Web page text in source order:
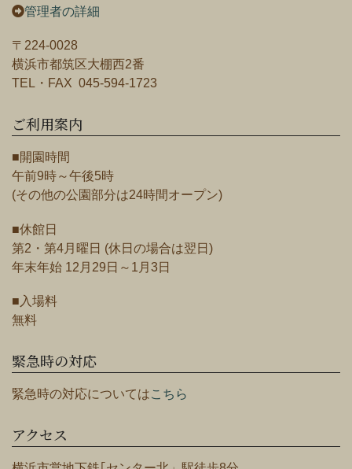
管理者の詳細
〒224-0028
横浜市都筑区大棚西2番
TEL・FAX 045-594-1723
ご利用案内
■開園時間
午前9時～午後5時
(その他の公園部分は24時間オープン)
■休館日
第2・第4月曜日 (休日の場合は翌日)
年末年始 12月29日～1月3日
■入場料
無料
緊急時の対応
緊急時の対応についてはこちら
アクセス